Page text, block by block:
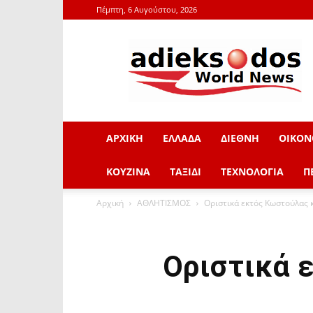
Πέμπτη, 6 Αυγούστου, 2026
adieksodos.gr
ΑΡΧΙΚΗ ΕΛΛΑΔΑ ΔΙΕΘΝΗ
ΚΟΥΖΙΝΑ ΤΑΞΙΔΙ ΤΕΧΝΟΛΟΓΙΑ
Αρχική ΑΘΛΗΤΙΣΜΟΣ Οριστικά εκτός Κωστούλας
Οριστικά